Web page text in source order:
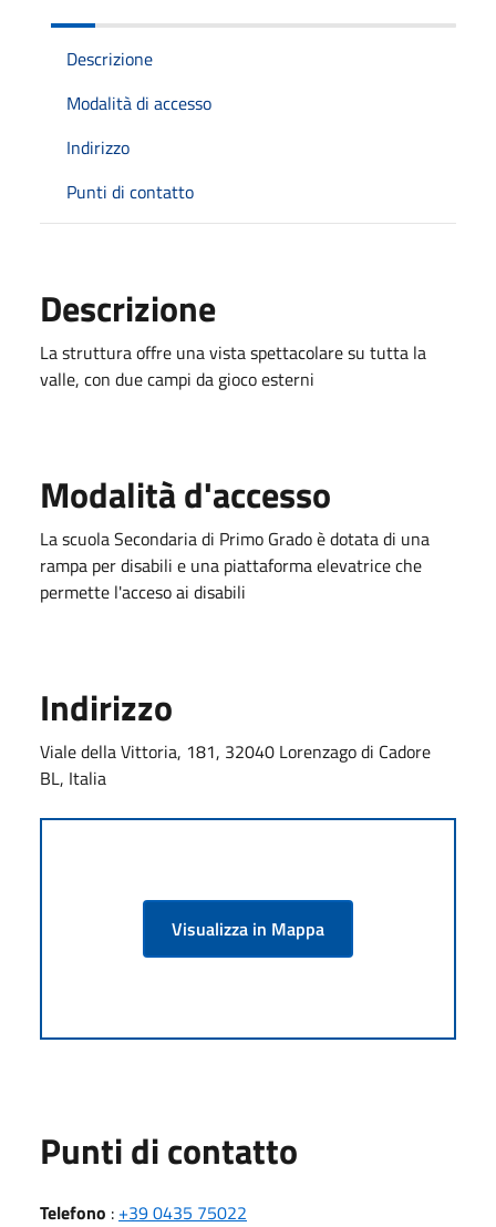
Descrizione
Modalità di accesso
Indirizzo
Punti di contatto
Descrizione
La struttura offre una vista spettacolare su tutta la
valle, con due campi da gioco esterni
Modalità d'accesso
La scuola Secondaria di Primo Grado è dotata di una
rampa per disabili e una piattaforma elevatrice che
permette l'acceso ai disabili
Indirizzo
Viale della Vittoria, 181, 32040 Lorenzago di Cadore
BL, Italia
Visualizza in Mappa
Punti di contatto
Telefono : +39 0435 75022